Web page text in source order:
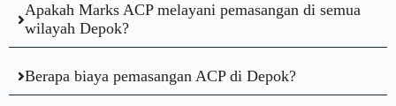
Apakah Marks ACP melayani pemasangan di semua
wilayah Depok?
Berapa biaya pemasangan ACP di Depok?